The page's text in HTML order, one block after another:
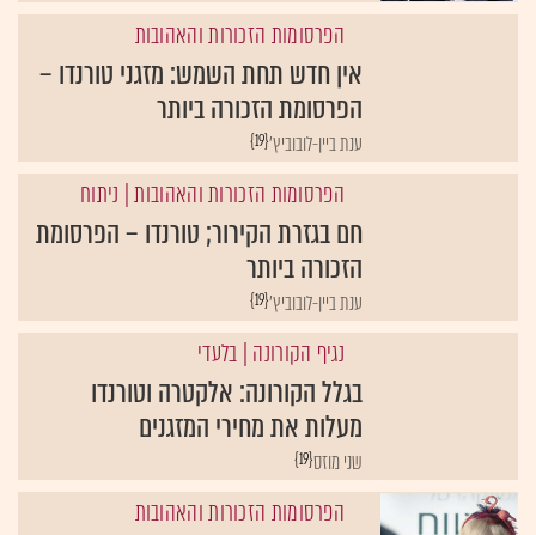
הפרסומות הזכורות והאהובות
אין חדש תחת השמש: מזגני טורנדו –
הפרסומת הזכורה ביותר
{19}ענת ביין-לובוביץ'
הפרסומות הזכורות והאהובות| ניתוח
חם בגזרת הקירור; טורנדו – הפרסומת
הזכורה ביותר
{19}ענת ביין-לובוביץ'
נגיף הקורונה | בלעדי
בגלל הקורונה: אלקטרה וטורנדו
מעלות את מחירי המזגנים
{19}שני מוזס
הפרסומות הזכורות והאהובות